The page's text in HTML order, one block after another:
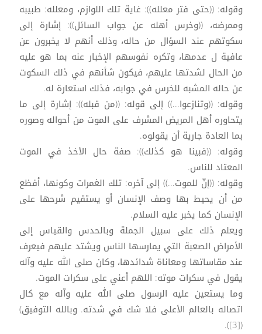
وقوله: ((حتى فتر معلله)): غاية تلك اللوازم، ومعلله: طبيبه
وممرضه، ((وخرس أهله عن جواب السائل)): إشارة إلى
سكوتهم عند السؤال من حاله، وذلك أنهم لا يخبرون عن
عافية ل عدمها، وتكره نفوسهم الإخبار عنه بما هو عليه
من الحال لشدتها عليهم، فيكون شأنهم في ذلك السكوت
عن حاله المشبه للخرس في جوابه، فذلك استعارة له.
وقوله: ((وتنازعوا...)) إلى قوله: ((من قبله)): إشارة إلى ما
يتحاوره أهل المريض المشرف على الموت من أحواله وصوره
بما العادة جارية أن يقولوه.
وقوله: ((فبينا هو كذلك)): صفة حال الأخذ في الموت
المعتاد للناس.
وقوله: ((إنّ للموت...)) إلى آخره: تلك الغمرات وكونها، أفظع
من أن يحيط بها وصف الإنسان أو يستقيم شرحها على
الإنسان كما يخبر عليه السلام.
ويعلم ذلك على سبيل الجملة وبالحدس والقياس إلى
الأمراض الصعبة التي يمارسها الناس ويشتد عليهم فيعرف
عند مقاساتها ومعاناة شدائدها، وكان صلى الله عليه وآله
يقول في سكرات موته: اللهم أعني على سكرات الموت.
وما يستعين عليه الرسول صلى الله عليه وآله مع كال
اتصاله بالعالم الأعلى فلا شك في شدته. وبالله التوفيق)
([3]).